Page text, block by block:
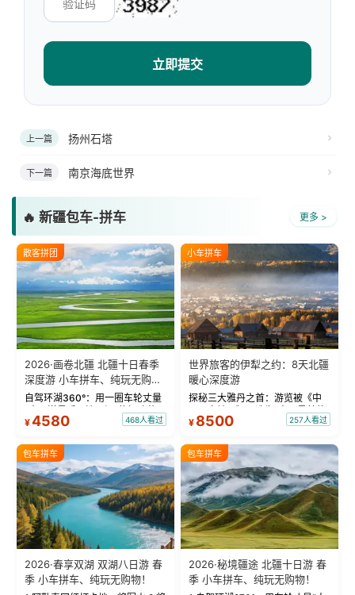
立即提交
上一篇 扬州石塔
下一篇 南京海底世界
🔥 新疆包车-拼车 更多 >
散客拼团
2026·画卷北疆 北疆十日春季
深度游 小车拼车、纯玩无购
物！
自驾环湖360°：用一圈车轮丈量
“大西洋最后一滴眼泪”的极致蔚
蓝。 赛湖旅拍：甄选多款风格服
绝美瞬间。 赛湖坦克300跟车视
频：专业摄影师...
¥4580 468人看过
小车拼车
世界旅客的伊犁之约：8天北疆
暖心深度游
探秘三大雅丹之首：游览被《中
国国家地理》评选为“中国最美的
三大雅丹”第一名的克拉玛依魔鬼
瓦人最大村落——禾木村，欣赏
晨雾与小木...
¥ 8500 257人看过
包车拼车
2026·春享双湖 双湖八日游 春
季 小车拼车、纯玩无购物！
包车拼车
2026·秘境疆途 北疆十日游 春
季 小车拼车、纯玩无购物！